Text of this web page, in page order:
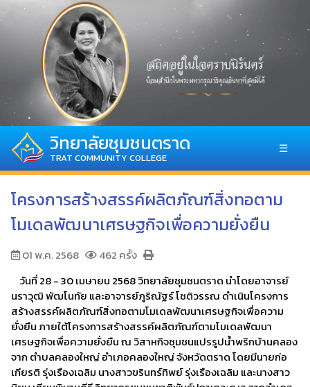
วิทยาลัยชุมชนตราด
TRAT COMMUNITY COLLEGE
☰
โครงการสร้างสรรค์ผลิตภัณฑ์สิ่งทอตาม
โมเดลพัฒนาเศรษฐกิจเพื่อความยั่งยืน
01 พ.ค. 2568
462 ครั้ง
วันที่ 28 - 30 เมษายน 2568 วิทยาลัยชุมชนตราด นำโดยอาจารย์
นราวุฒิ พัฒโนทัย และอาจารย์ภูริณัฐร์ โชติวรรณ ดำเนินโครงการ
สร้างสรรค์ผลิตภัณฑ์สิ่งทอตามโมเดลพัฒนาเศรษฐกิจเพื่อความ
ยั่งยืน ภายใต้โครงการสร้างสรรค์ผลิตภัณฑ์ตามโมเดลพัฒนา
เศรษฐกิจเพื่อความยั่งยืน ณ วิสาหกิจชุมชนแปรรูปน้ำพริกบ้านคลอง
จาก ตำบลคลองใหญ่ อำเภอคลองใหญ่ จังหวัดตราด โดยมีนายก่อ
เกียรติ รุ่งเรืองเฉลิม นางสาวขรินทร์ทิพย์ รุ่งเรืองเฉลิม และนางสาว